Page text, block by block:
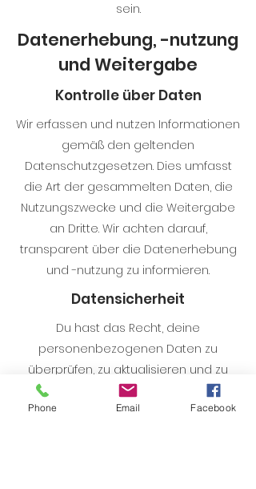
sein.
Datenerhebung, -nutzung
und Weitergabe
Kontrolle über Daten
Wir erfassen und nutzen Informationen
gemäß den geltenden
Datenschutzgesetzen. Dies umfasst
die Art der gesammelten Daten, die
Nutzungszwecke und die Weitergabe
an Dritte. Wir achten darauf,
transparent über die Datenerhebung
und -nutzung zu informieren.
Datensicherheit
Du hast das Recht, deine
personenbezogenen Daten zu
überprüfen, zu aktualisieren und zu
korrigieren. Wir respektieren deine
Datenschutzrechte und bieten dir die
Phone Email Facebook